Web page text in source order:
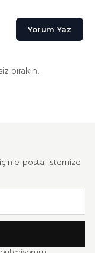
Yorum Yaz
bırakın.
e-posta listemize